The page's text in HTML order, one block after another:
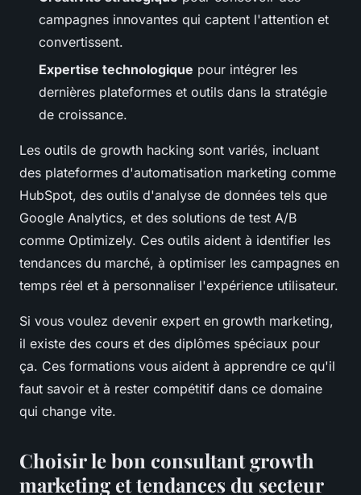
campagnes innovantes qui captent l'attention et
convertissent.
Expertise technologique pour intégrer les
dernières plateformes et outils dans la stratégie
de croissance.
Les outils de growth hacking sont variés, incluant
des plateformes d'automatisation marketing comme
HubSpot, des outils d'analyse de données tels que
Google Analytics, et des solutions de test A/B
comme Optimizely. Ces outils aident à identifier les
tendances du marché, à optimiser les campagnes en
temps réel et à personnaliser l'expérience utilisateur.
Si vous voulez devenir expert en growth marketing,
il existe des cours et des diplômes spéciaux pour
ça. Ces formations vous aident à apprendre ce qu'il
faut savoir et à rester compétitif dans ce domaine
qui change vite.
Choisir le bon consultant growth
marketing et tendances du secteur